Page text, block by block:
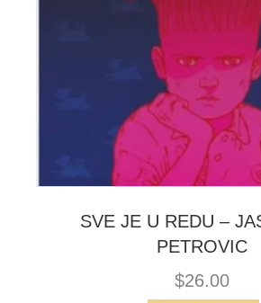
SVE JE U REDU –
PETROVIC
$26.00